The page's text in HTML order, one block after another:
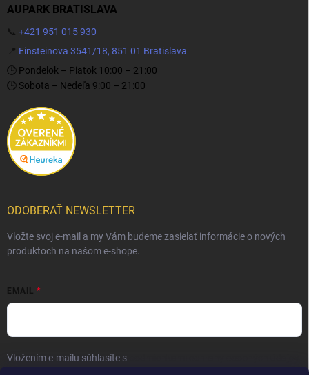
AUPARK BRATISLAVA
📞 +421 951 015 930
📍 Einsteinova 3541/18, 851 01 Bratislava
🕒 Pondelok – Piatok 10:00 – 21:00
🕒 Sobota – Nedeľa 9:00 – 21:00
ODOBERAŤ NEWSLETTER
Vložte svoj e-mail a my Vám budeme zasielať informácie o nových
produktoch na našom e-shope.
EMAIL
Vložením e-mailu súhlasíte s